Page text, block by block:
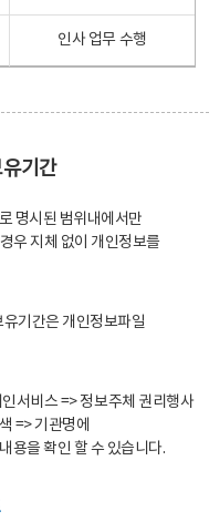
인사 업무 수행
기간
명시된 범위내에서만
우 지체 없이 개인정보를
기간은 개인정보파일
서비스 => 정보주체 권리행사
=> 기관명에
용을 확인 할 수 있습니다.